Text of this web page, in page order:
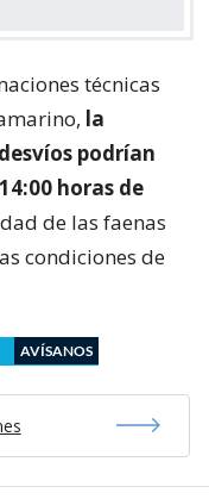
técnicas
la
podrían
horas de
de las faenas
condiciones de
AVÍSANOS